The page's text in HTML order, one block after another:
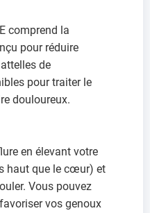
comprend la
pour réduire
de
pour traiter le
douloureux.
en élevant votre
haut que le cœur) et
Vous pouvez
vos genoux